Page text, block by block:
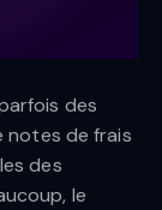
des
notes de frais
des
le